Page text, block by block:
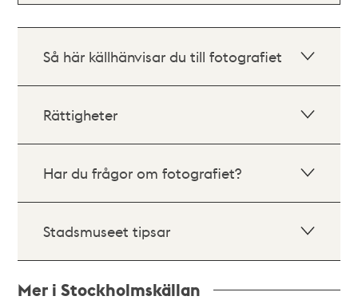
Så här källhänvisar du till fotografiet
Rättigheter
Har du frågor om fotografiet?
Stadsmuseet tipsar
Mer i Stockholmskällan